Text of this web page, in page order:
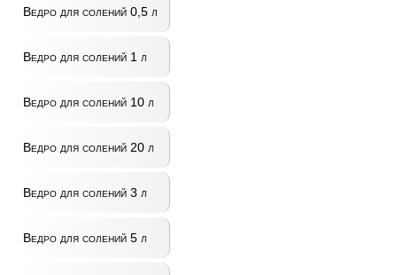
Ведро для солений 0,5 л
Ведро для солений 1 л
Ведро для солений 10 л
Ведро для солений 20 л
Ведро для солений 3 л
Ведро для солений 5 л